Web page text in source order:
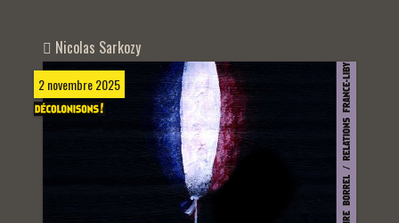
Nicolas Sarkozy
2 novembre 2025